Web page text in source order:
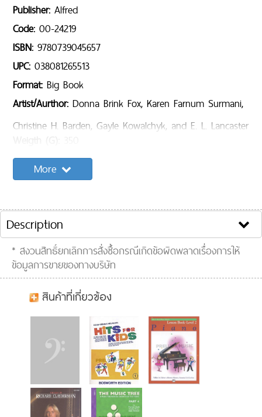
Publisher:Alfred
Code:00-24219
ISBN:9780739045657
UPC:038081265513
Format:Big Book
Artist/Aurthor:Donna Brink Fox, Karen Farnum Surmani,
Christine H. Barden, Gayle Kowalchyk, and E. L. Lancaster
Pages:24
Sample Content:
1. Hello Song
2. The J.S. Bunny-Hop
3. Do, Re, Mi Tapping Song
4. Twinkle, Twinkle, Little Star
5. Pease Porridge Hot
7. Old MacDonald Had a Farm
8. Mister Elephant's Funky Dance
9. She'll Be Comin' 'Round the Mountain
10. Beethoven Bear's Song
11. Brother John
Clip VDO :
More
Description
* สงวนสิทธิ์ยกเลิกการสั่งซื้อกรณีเกิดข้อผิดพลาดเรื่องการให้
ข้อมูลการขายของทางบริษัท
สินค้าที่เกี่ยวข้อง